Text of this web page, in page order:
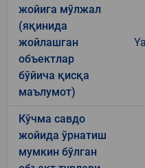
жойига мўлжал
(яқинида
жойлашган
объектлар
бўйича қисқа
маълумот)
Кўчма савдо
жойида ўрнатиш
мумкин бўлган